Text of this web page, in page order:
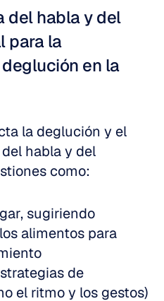
del habla y del
para la
en la
la deglución y el
habla y del
como:
sugiriendo
alimentos para
de